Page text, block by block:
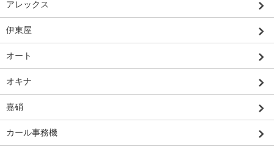
アレックス
伊東屋
オート
オキナ
嘉硝
カール事務機